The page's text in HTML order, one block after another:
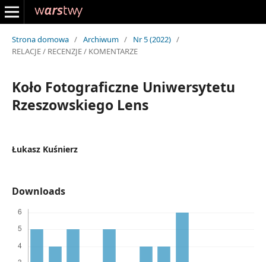
Strona domowa / Archiwum / Nr 5 (2022) /
RELACJE / RECENZJE / KOMENTARZE
Koło Fotograficzne Uniwersytetu
Rzeszowskiego Lens
Łukasz Kuśnierz
Downloads